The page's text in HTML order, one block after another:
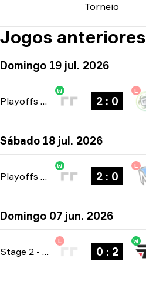
Torneio
Jogos anteriores
Domingo 19 jul. 2026
Playoffs bo3
W
2 : 0
L
Sábado 18 jul. 2026
Playoffs bo3
W
2 : 0
L
Domingo 07 jun. 2026
Stage 2 - bo3
L
0 : 2
W